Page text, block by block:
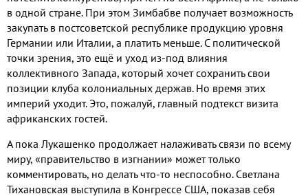
в одной стране. При этом Зимбабве получает возможность
закупать в постсоветской республике продукцию уровня
Германии или Италии, а платить меньше. С политической
точки зрения, это ещё и уход из-под влияния
коллективного Запада, который хочет сохранить свои
позиции клуба колониальных держав. Но время этих
империй уходит. Это, пожалуй, главный подтекст визита
африканских гостей.
А пока Лукашенко продолжает налаживать связи по всему
миру, «правительство в изгнании» может только
комментировать, но делать что-то неспособно. Светлана
Тихановская выступила в Конгрессе США, показав себя